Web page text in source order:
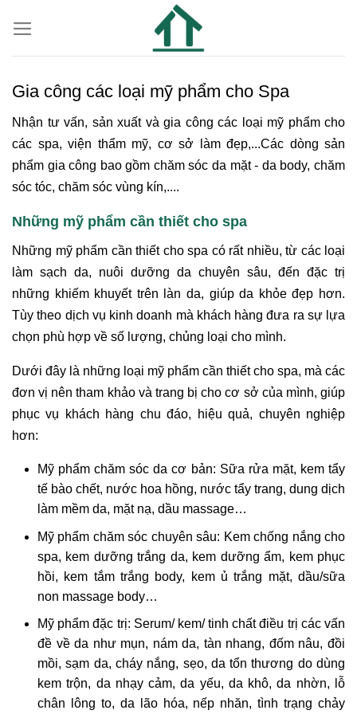
Gia công các loại mỹ phẩm cho Spa
Nhận tư vấn, sản xuất và gia công các loại mỹ phẩm cho
các spa, viện thẩm mỹ, cơ sở làm đẹp,...Các dòng sản
phẩm gia công bao gồm chăm sóc da mặt - da body, chăm
sóc tóc, chăm sóc vùng kín,....
Những mỹ phẩm cần thiết cho spa
Những mỹ phẩm cần thiết cho spa có rất nhiều, từ các loại
làm sạch da, nuôi dưỡng da chuyên sâu, đến đặc trị
những khiếm khuyết trên làn da, giúp da khỏe đẹp hơn.
Tùy theo dịch vụ kinh doanh mà khách hàng đưa ra sự lựa
chọn phù hợp về số lượng, chủng loại cho mình.
Dưới đây là những loại mỹ phẩm cần thiết cho spa, mà các
đơn vị nên tham khảo và trang bị cho cơ sở của mình, giúp
phục vụ khách hàng chu đáo, hiệu quả, chuyên nghiệp
hơn:
Mỹ phẩm chăm sóc da cơ bản: Sữa rửa mặt, kem tẩy
tế bào chết, nước hoa hồng, nước tẩy trang, dung dịch
làm mềm da, mặt nạ, dầu massage…
Mỹ phẩm chăm sóc chuyên sâu: Kem chống nắng cho
spa, kem dưỡng trắng da, kem dưỡng ẩm, kem phục
hồi, kem tắm trắng body, kem ủ trắng mặt, dầu/sữa
non massage body…
Mỹ phẩm đặc trị: Serum/ kem/ tinh chất điều trị các vấn
đề về da như mụn, nám da, tàn nhang, đốm nâu, đồi
mồi, sạm da, cháy nắng, sẹo, da tổn thương do dùng
kem trộn, da nhạy cảm, da yếu, da khô, da nhờn, lỗ
chân lông to, da lão hóa, nếp nhăn, tình trạng chảy